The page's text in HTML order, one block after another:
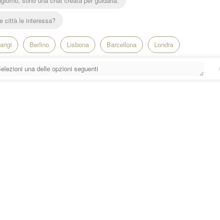
città le interessa?
Berlino Lisbona Barcellona Londra